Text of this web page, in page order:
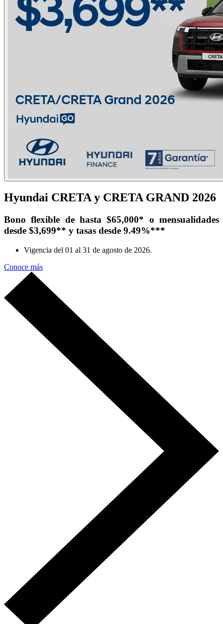
Hyundai CRETA y CRETA GRAND 2026
Bono flexible de hasta $65,000* o mensualidades
desde $3,699** y tasas desde 9.49%***
Vigencia del 01 al 31 de agosto de 2026.
Conoce más